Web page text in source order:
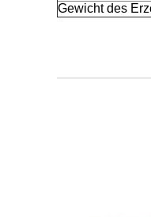
Gewicht des